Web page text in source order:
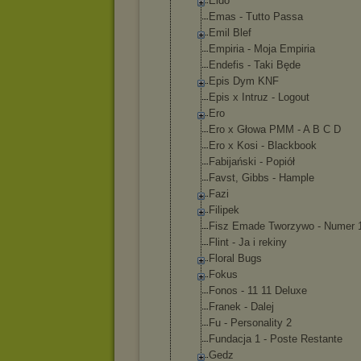
Emas - Tutto Passa
Emil Blef
Empiria - Moja Empiria
Endefis - Taki Będe
Epis Dym KNF
Epis x Intruz - Logout
Ero
Ero x Głowa PMM - A B C D
Ero x Kosi - Blackbook
Fabijański - Popiół
Favst, Gibbs - Hample
Fazi
Filipek
Fisz Emade Tworzywo - Numer
Flint - Ja i rekiny
Floral Bugs
Fokus
Fonos - 11 11 Deluxe
Franek - Dalej
Fu - Personality 2
Fundacja 1 - Poste Restante
Gedz